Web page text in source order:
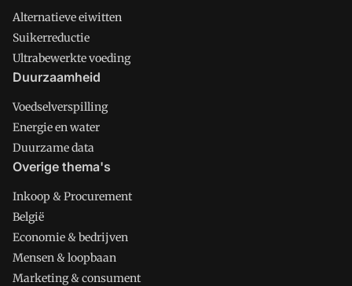
Alternatieve eiwitten
Suikerreductie
Ultrabewerkte voeding
Duurzaamheid
Voedselverspilling
Energie en water
Duurzame data
Overige thema's
Inkoop & Procurement
België
Economie & bedrijven
Mensen & loopbaan
Marketing & consument